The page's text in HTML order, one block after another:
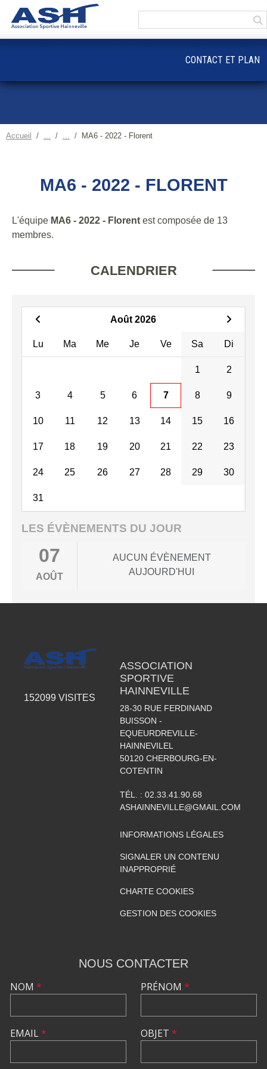
Accueil MA6 - 2022 - Florent
MA6 - 2022 - FLORENT
L'équipe MA6 - 2022 - Florent est composée de 13
membres.
CALENDRIER
Août 2026
Lu Ma Me Je Ve Sa Di
1 2
3 4 5 6 7 8 9
10 11 12 13 14 15 16
17 18 19 20 21 22 23
24 25 26 27 28 29 30
31
LES ÉVÈNEMENTS DU JOUR
07
AOÛT
AUCUN ÉVÈNEMENT
AUJOURD'HUI
CONTACT ET PLAN
152099 VISITES
ASSOCIATION
SPORTIVE
HAINNEVILLE
28-30 RUE FERDINAND
BUISSON -
EQUEURDREVILLE-
HAINNEVILEL
50120 CHERBOURG-EN-
COTENTIN
TÉL. : 02.33.41.90.68
ASHAINNEVILLE@GMAIL.COM
INFORMATIONS LÉGALES
SIGNALER UN CONTENU
INAPPROPRIÉ
CHARTE COOKIES
GESTION DES COOKIES
NOUS CONTACTER
NOM *
EMAIL*
PRÉNOM *
OBJET *
Panneau de gestion des cookies